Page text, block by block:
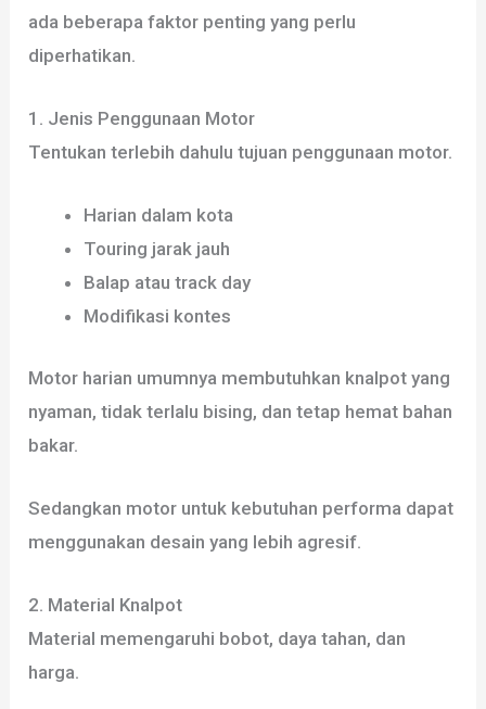
ada beberapa faktor penting yang perlu
diperhatikan.
1. Jenis Penggunaan Motor
Tentukan terlebih dahulu tujuan penggunaan motor.
Harian dalam kota
Touring jarak jauh
Balap atau track day
Modifikasi kontes
Motor harian umumnya membutuhkan knalpot yang
nyaman, tidak terlalu bising, dan tetap hemat bahan
bakar.
Sedangkan motor untuk kebutuhan performa dapat
menggunakan desain yang lebih agresif.
2. Material Knalpot
Material memengaruhi bobot, daya tahan, dan
harga.